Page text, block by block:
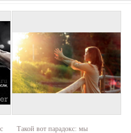
Такой вот парадокс: мы